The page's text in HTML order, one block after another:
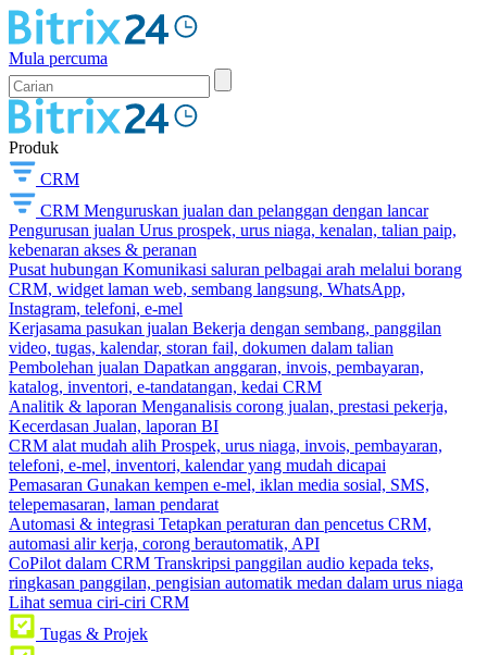
Mula percuma
Produk
CRM
CRM Menguruskan jualan dan pelanggan dengan lancar
Pengurusan jualan Urus prospek, urus niaga, kenalan, talian paip,
kebenaran akses & peranan
Pusat hubungan Komunikasi saluran pelbagai arah melalui borang
CRM, widget laman web, sembang langsung, WhatsApp,
Instagram, telefoni, e-mel
Kerjasama pasukan jualan Bekerja dengan sembang, panggilan
video, tugas, kalendar, storan fail, dokumen dalam talian
Pembolehan jualan Dapatkan anggaran, invois, pembayaran,
katalog, inventori, e-tandatangan, kedai CRM
Analitik & laporan Menganalisis corong jualan, prestasi pekerja,
Kecerdasan Jualan, laporan BI
CRM alat mudah alih Prospek, urus niaga, invois, pembayaran,
telefoni, e-mel, inventori, kalendar yang mudah dicapai
Pemasaran Gunakan kempen e-mel, iklan media sosial, SMS,
telepemasaran, laman pendarat
Automasi & integrasi Tetapkan peraturan dan pencetus CRM,
automasi alir kerja, corong berautomatik, API
CoPilot dalam CRM Transkripsi panggilan audio kepada teks,
ringkasan panggilan, pengisian automatik medan dalam urus niaga
Lihat semua ciri-ciri CRM
Tugas & Projek